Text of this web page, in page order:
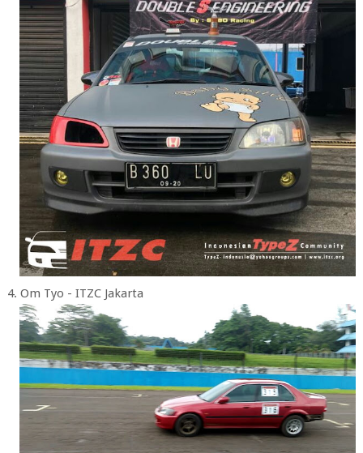
4. Om Tyo - ITZC Jakarta